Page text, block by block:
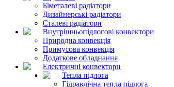
Біметалеві радіатори
Дизайнерські радіатори
Сталеві радіатори
Внутрішньопідлогові конвектори
Природна конвекція
Примусова конвекція
Додаткове обладнання
Електричні конвектори
Тепла підлога
Гідравлічна тепла підлога